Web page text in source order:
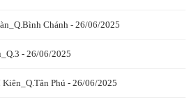
Chánh - 26/06/2025
- 26/06/2025
Phú - 26/06/2025